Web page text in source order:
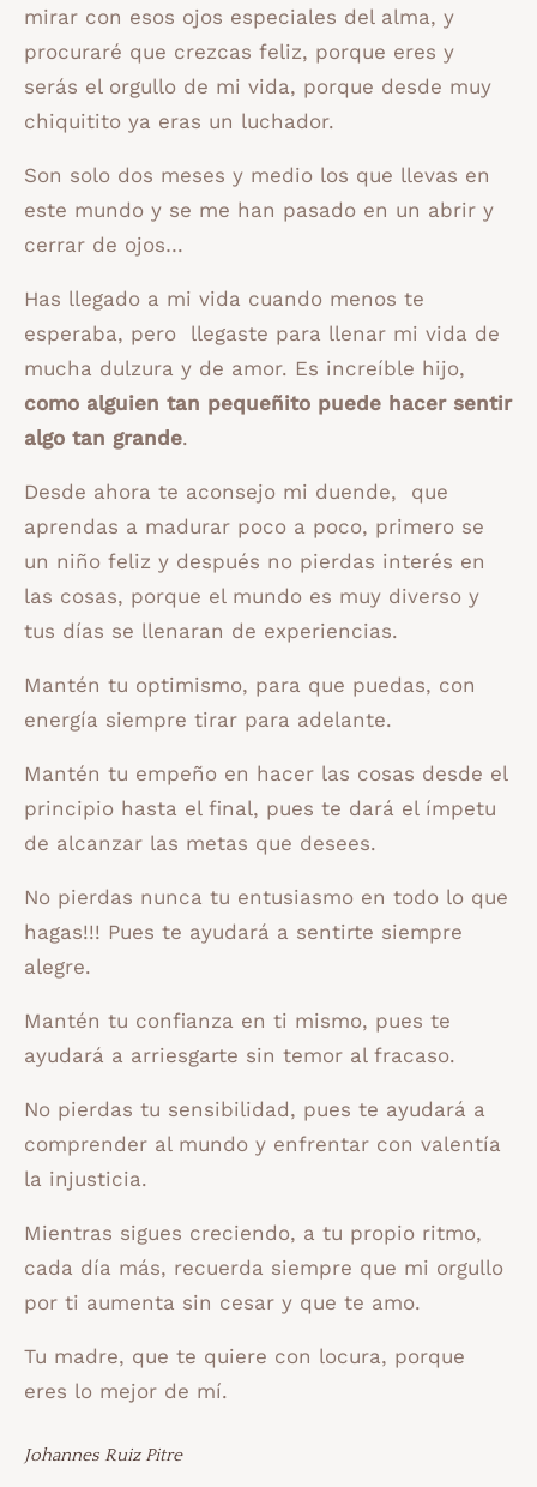
mirar con esos ojos especiales del alma, y
procuraré que crezcas feliz, porque eres y
serás el orgullo de mi vida, porque desde muy
chiquitito ya eras un luchador.
Son solo dos meses y medio los que llevas en
este mundo y se me han pasado en un abrir y
cerrar de ojos…
Has llegado a mi vida cuando menos te
esperaba, pero llegaste para llenar mi vida de
mucha dulzura y de amor. Es increíble hijo,
como alguien tan pequeñito puede hacer sentir
algo tan grande.
Desde ahora te aconsejo mi duende, que
aprendas a madurar poco a poco, primero se
un niño feliz y después no pierdas interés en
las cosas, porque el mundo es muy diverso y
tus días se llenaran de experiencias.
Mantén tu optimismo, para que puedas, con
energía siempre tirar para adelante.
Mantén tu empeño en hacer las cosas desde el
principio hasta el final, pues te dará el ímpetu
de alcanzar las metas que desees.
No pierdas nunca tu entusiasmo en todo lo que
hagas!!! Pues te ayudará a sentirte siempre
alegre.
Mantén tu confianza en ti mismo, pues te
ayudará a arriesgarte sin temor al fracaso.
No pierdas tu sensibilidad, pues te ayudará a
comprender al mundo y enfrentar con valentía
la injusticia.
Mientras sigues creciendo, a tu propio ritmo,
cada día más, recuerda siempre que mi orgullo
por ti aumenta sin cesar y que te amo.
Tu madre, que te quiere con locura, porque
eres lo mejor de mí.
Johannes Ruiz Pitre